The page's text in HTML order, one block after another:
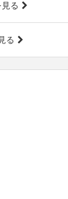
る
る